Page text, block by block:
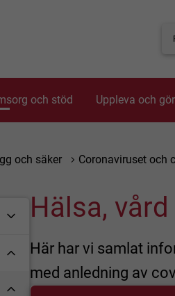
och stöd Uppleva och
och säker Coronaviruset och
Hälsa,
Här har vi samlat
med anledning av